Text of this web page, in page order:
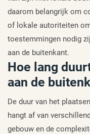
daarom belangrijk om
of lokale autoriteiten
toestemmingen nodig
aan de buitenkant.
Hoe lang
aan de
De duur van het
hangt af van
gebouw en de